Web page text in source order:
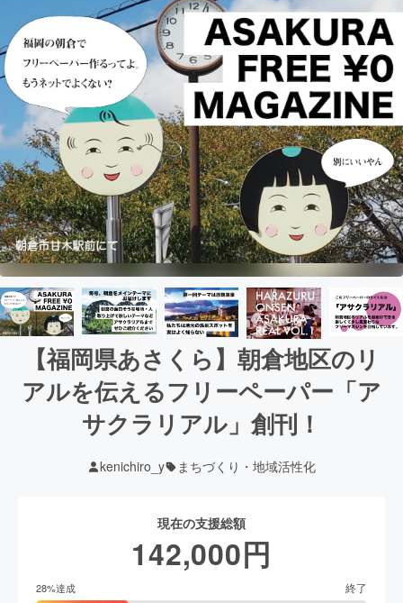
【福岡県あさくら】朝倉地区のリ
アルを伝えるフリーペーパー「ア
サクラリアル」創刊！
kenichiro_y まちづくり・地域活性化
現在の支援総額
142,000円
28%達成 終了